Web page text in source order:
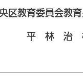
区教育委員会教
平 林 治